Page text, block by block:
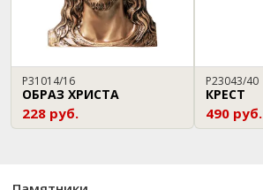
P31014/16
ОБРАЗ ХРИСТА
228 руб.
P23043/40
КРЕСТ
490 руб.